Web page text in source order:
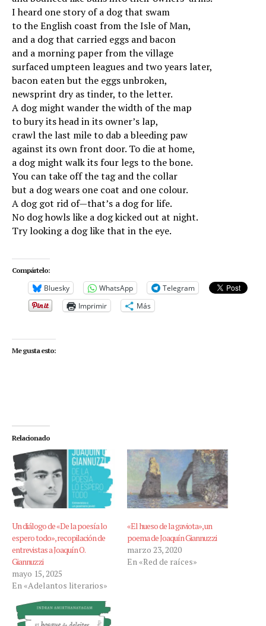
I heard one story of a dog that swam
to the English coast from the Isle of Man,
and a dog that carried eggs and bacon
and a morning paper from the village
surfaced umpteen leagues and two years later,
bacon eaten but the eggs unbroken,
newsprint dry as tinder, to the letter.
A dog might wander the width of the map
to bury its head in its owner’s lap,
crawl the last mile to dab a bleeding paw
against its own front door. To die at home,
a dog might walk its four legs to the bone.
You can take off the tag and the collar
but a dog wears one coat and one colour.
A dog got rid of—that’s a dog for life.
No dog howls like a dog kicked out at night.
Try looking a dog like that in the eye.
Compártelo:
Bluesky WhatsApp
Telegram
Imprimir
Más
Me gusta esto:
Relacionado
Un diálogo de «De la poesía lo
espero todo», recopilación de
entrevistas a Joaquín O.
Giannuzzi
mayo 15, 2025
En «Adelantos literarios»
«El hueso de la gaviota», un
poema de Joaquín Giannuzzi
marzo 23, 2020
En «Red de raíces»